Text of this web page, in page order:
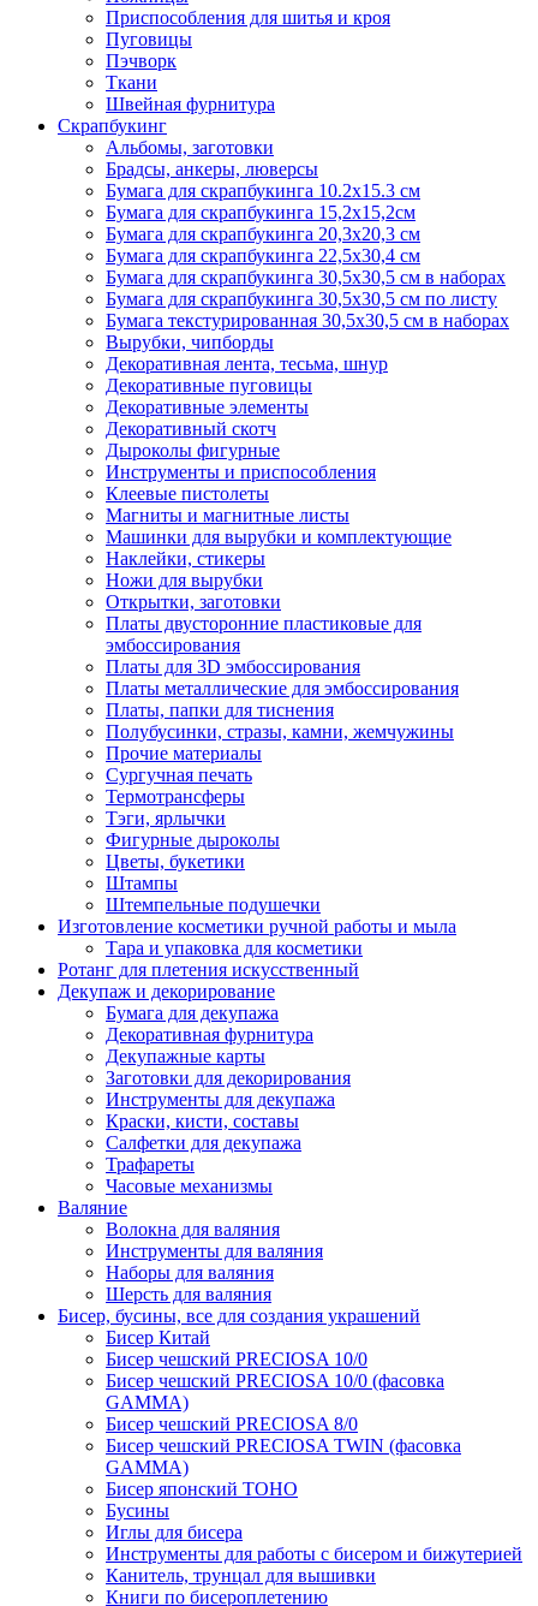
Приспособления для шитья и кроя
Пуговицы
Пэчворк
Ткани
Швейная фурнитура
Скрапбукинг
Альбомы, заготовки
Брадсы, анкеры, люверсы
Бумага для скрапбукинга 10.2х15.3 см
Бумага для скрапбукинга 15,2х15,2см
Бумага для скрапбукинга 20,3х20,3 см
Бумага для скрапбукинга 22,5х30,4 см
Бумага для скрапбукинга 30,5х30,5 см в наборах
Бумага для скрапбукинга 30,5х30,5 см по листу
Бумага текстурированная 30,5х30,5 см в наборах
Вырубки, чипборды
Декоративная лента, тесьма, шнур
Декоративные пуговицы
Декоративные элементы
Декоративный скотч
Дыроколы фигурные
Инструменты и приспособления
Клеевые пистолеты
Магниты и магнитные листы
Машинки для вырубки и комплектующие
Наклейки, стикеры
Ножи для вырубки
Открытки, заготовки
Платы двусторонние пластиковые для
эмбоссирования
Платы для 3D эмбоссирования
Платы металлические для эмбоссирования
Платы, папки для тиснения
Полубусинки, стразы, камни, жемчужины
Прочие материалы
Сургучная печать
Термотрансферы
Тэги, ярлычки
Фигурные дыроколы
Цветы, букетики
Штампы
Штемпельные подушечки
Изготовление косметики ручной работы и мыла
Тара и упаковка для косметики
Ротанг для плетения искусственный
Декупаж и декорирование
Бумага для декупажа
Декоративная фурнитура
Декупажные карты
Заготовки для декорирования
Инструменты для декупажа
Краски, кисти, составы
Салфетки для декупажа
Трафареты
Часовые механизмы
Валяние
Волокна для валяния
Инструменты для валяния
Наборы для валяния
Шерсть для валяния
Бисер, бусины, все для создания украшений
Бисер Китай
Бисер чешский PRECIOSA 10/0
Бисер чешский PRECIOSA 10/0 (фасовка
GAMMA)
Бисер чешский PRECIOSA 8/0
Бисер чешский PRECIOSA TWIN (фасовка
GAMMA)
Бисер японский TOHO
Бусины
Иглы для бисера
Инструменты для работы с бисером и бижутерией
Канитель, трунцал для вышивки
Книги по бисероплетению